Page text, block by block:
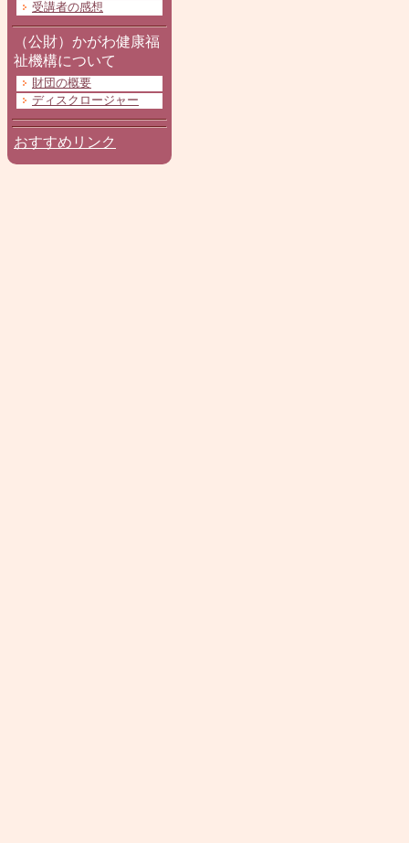
受講者の感想
（公財）かがわ健康福
祉機構について
財団の概要
ディスクロージャー
おすすめリンク